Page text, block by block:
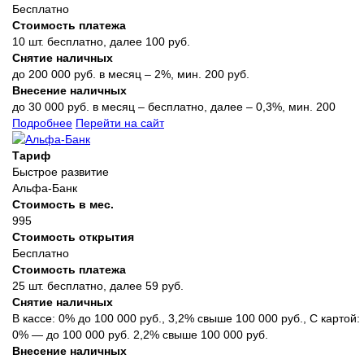
Бесплатно
Стоимость платежа
10 шт. бесплатно, далее 100 руб.
Снятие наличных
до 200 000 руб. в месяц – 2%, мин. 200 руб.
Внесение наличных
до 30 000 руб. в месяц – бесплатно, далее – 0,3%, мин. 200
Подробнее Перейти на сайт
Тариф
Быстрое развитие
Альфа-Банк
Стоимость в мес.
995
Стоимость открытия
Бесплатно
Стоимость платежа
25 шт. бесплатно, далее 59 руб.
Снятие наличных
В кассе: 0% до 100 000 руб., 3,2% свыше 100 000 руб., С картой:
0% — до 100 000 руб. 2,2% свыше 100 000 руб.
Внесение наличных